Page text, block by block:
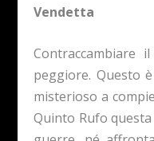
Vendetta
Contraccambiare
peggiore. Questo
misterioso a
Quinto Rufo